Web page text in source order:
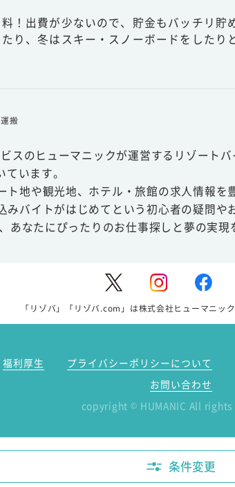
！出費が少ないので、貯金もバッチリ
り、冬はスキー・スノーボードをしたり
搬
スのヒューマニックが運営するリゾート
います。
ト地や観光地、ホテル・旅館の求人情報
みバイトがはじめてという初心者の疑問
なたにぴったりのお仕事探しと夢の実現
「リゾバ」「リゾバ.com」は株式会社ヒューマニッ
福利厚生 プライバシーポリシーについて
お問い合わせ
copyright © HUMANIC All rights
条件変更